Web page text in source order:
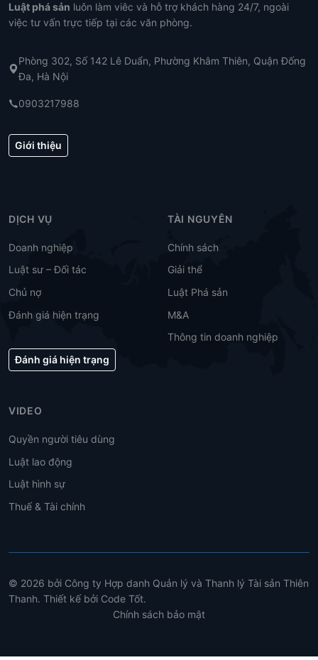
Luật phá sản luôn làm viêc và hỗ trợ khách hàng 24/7, ngoài
việc tư vấn trực tiếp tại các văn phòng.
Phòng 302, Số 142 Lê Duẩn, Phường Khâm Thiên, Quận Đống
Đa, Hà Nội
0903217988
Giới thiệu
DỊCH VỤ
Doanh nghiệp
Luật sư – Đối tác
Chủ nợ
Đánh giá hiện trạng
Đánh giá hiện trạng
TÀI NGUYÊN
Chính sách
Giải thể
Luật Phá sản
M&A
Thông tin doanh nghiệp
VIDEO
Quyền người tiêu dùng
Luật lao động
Luật hình sự
Thuế & Tài chính
© 2026 bởi Công ty Hợp danh Quản lý và Thanh lý Tài sản Thiên
Thanh. Thiết kế bởi Code Tốt.
Chính sách bảo mật